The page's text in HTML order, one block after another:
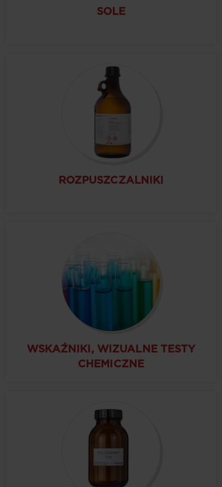
SOLE
ROZPUSZCZALNIKI
WSKAŹNIKI, WIZUALNE TESTY
CHEMICZNE